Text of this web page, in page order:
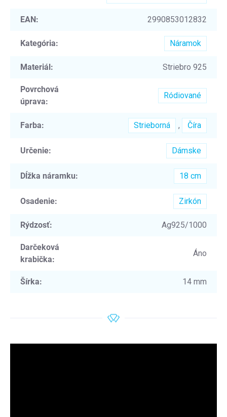
EAN: 2990853012832
Kategória: Náramok
Materiál: Striebro 925
Povrchová
úprava:
Ródiované
Farba: Strieborná , Číra
Určenie: Dámske
Dĺžka náramku: 18 cm
Osadenie: Zirkón
Rýdzosť: Ag925/1000
Darčeková
krabička:
Áno
Šírka: 14 mm